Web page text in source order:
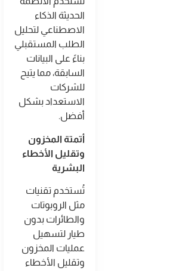
الحديثة الذكاء
الاصطناعي لتحليل
الطلب المستقبلي
بناءً على البيانات
السابقة، مما يتيح
للشركات
الاستعداد بشكل
أفضل.
أتمتة المخزون
وتقليل الأخطاء
البشرية
تُستخدم تقنيات
مثل الروبوتات
والطائرات بدون
طيار لتسهيل
عمليات المخزون
وتقليل الأخطاء